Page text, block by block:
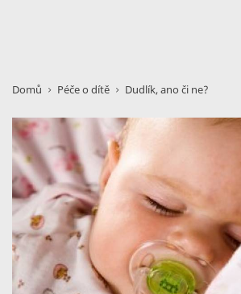
Domů Péče o dítě Dudlík, ano či ne?